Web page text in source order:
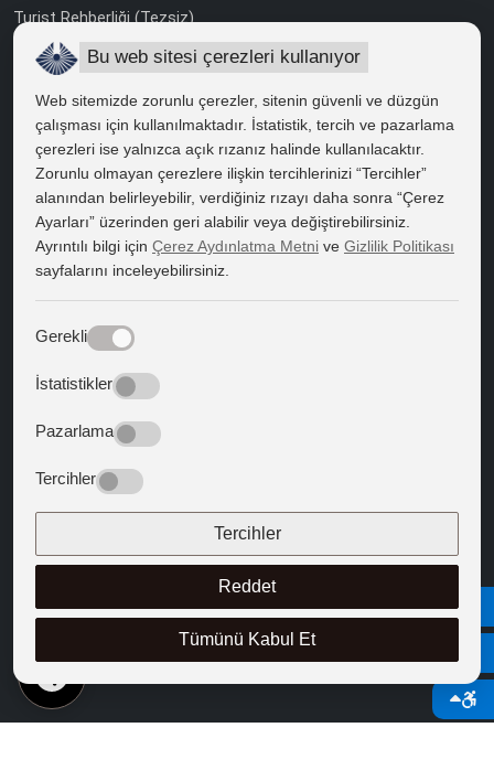
Turist Rehberliği (Tezsiz)
Uluslararası İlişkiler (Tezli)
UZAKTAN YÜKSEK LİSANS
İngiliz Dili ve Edebiyatı
Kent, Çevre ve Yerel Yönetimler
Kültürel Çalışmalar
Turist Rehberliği
DOKTORA PROGRAMLARI
Siyaset Bilimi ve Uluslararası İlişkiler
Türkiyat Araştırmaları
© 2026 Kapadokya Üniversitesi
Bu web sitesi çerezleri kullanıyor
Web sitemizde zorunlu çerezler, sitenin güvenli ve düzgün
çalışması için kullanılmaktadır. İstatistik, tercih ve pazarlama
çerezleri ise yalnızca açık rızanız halinde kullanılacaktır.
Zorunlu olmayan çerezlere ilişkin tercihlerinizi “Tercihler”
alanından belirleyebilir, verdiğiniz rızayı daha sonra “Çerez
Ayarları” üzerinden geri alabilir veya değiştirebilirsiniz.
Ayrıntılı bilgi için Çerez Aydınlatma Metni ve Gizlilik Politikası
sayfalarını inceleyebilirsiniz.
Gerekli
İstatistikler
Pazarlama
Tercihler
Tercihler
Reddet
Tümünü Kabul Et